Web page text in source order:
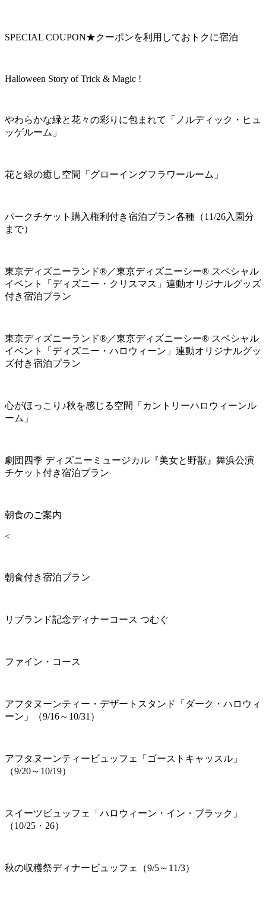
SPECIAL COUPON★クーポンを利用しておトクに宿泊
Halloween Story of Trick & Magic !
やわらかな緑と花々の彩りに包まれて「ノルディック・ヒュ
ッゲルーム」
花と緑の癒し空間「グローイングフラワールーム」
パークチケット購入権利付き宿泊プラン各種（11/26入園分
まで）
東京ディズニーランド®／東京ディズニーシー® スペシャル
イベント「ディズニー・クリスマス」連動オリジナルグッズ
付き宿泊プラン
東京ディズニーランド®／東京ディズニーシー® スペシャル
イベント「ディズニー・ハロウィーン」連動オリジナルグッ
ズ付き宿泊プラン
心がほっこり♪秋を感じる空間「カントリーハロウィーンル
ーム」
劇団四季 ディズニーミュージカル『美女と野獣』舞浜公演
チケット付き宿泊プラン
朝食のご案内
<
朝食付き宿泊プラン
リブランド記念ディナーコース つむぐ
ファイン・コース
アフタヌーンティー・デザートスタンド「ダーク・ハロウィ
ーン」（9/16～10/31）
アフタヌーンティービュッフェ「ゴーストキャッスル」
（9/20～10/19）
スイーツビュッフェ「ハロウィーン・イン・ブラック」
（10/25・26）
秋の収穫祭ディナービュッフェ（9/5～11/3）